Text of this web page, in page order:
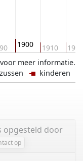
1900 1910 1920
meer informatie.
kinderen
opgesteld door
op